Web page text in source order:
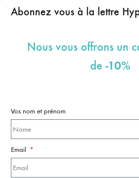
Abonnez vous à la lettre
Nous vous offrons un
de -10%
Vos nom et prénom
Email